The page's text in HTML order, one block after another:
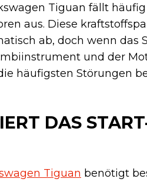
Tiguan fällt
aus. Diese
ab, doch wenn das
und der
häufigsten Störungen
DAS
Tiguan benötigt